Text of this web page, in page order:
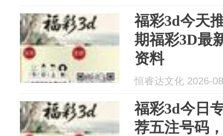
福彩3d今天
期福彩3D最
资料
恒睿达文化 2026-
福彩3d今日
荐五注号码